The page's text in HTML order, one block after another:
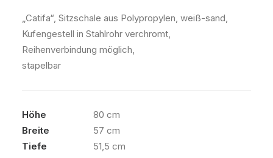
„Catifa“, Sitzschale aus Polypropylen, weiß-sand,
Kufengestell in Stahlrohr verchromt,
Reihenverbindung möglich,
stapelbar
Höhe
80 cm
Breite
57 cm
Tiefe
51,5 cm